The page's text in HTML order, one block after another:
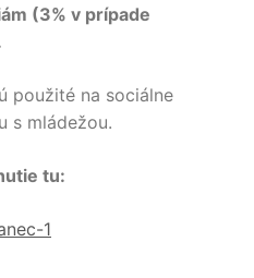
(3% v prípade
použité na sociálne
s mládežou.
tu:
1